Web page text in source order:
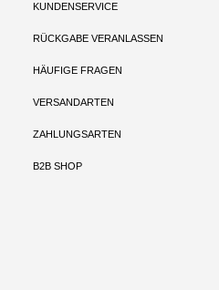
KUNDENSERVICE
RÜCKGABE VERANLASSEN
HÄUFIGE FRAGEN
VERSANDARTEN
ZAHLUNGSARTEN
B2B SHOP